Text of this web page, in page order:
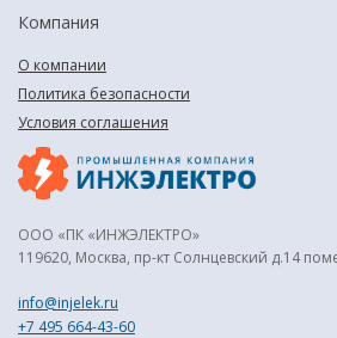
Компания
О компании
Политика безопасности
Условия соглашения
ООО «ПК «ИНЖЭЛЕКТРО»
119620, Москва, пр-кт Солнцевский д.14
info@injelek.ru
+7 495 664-43-60